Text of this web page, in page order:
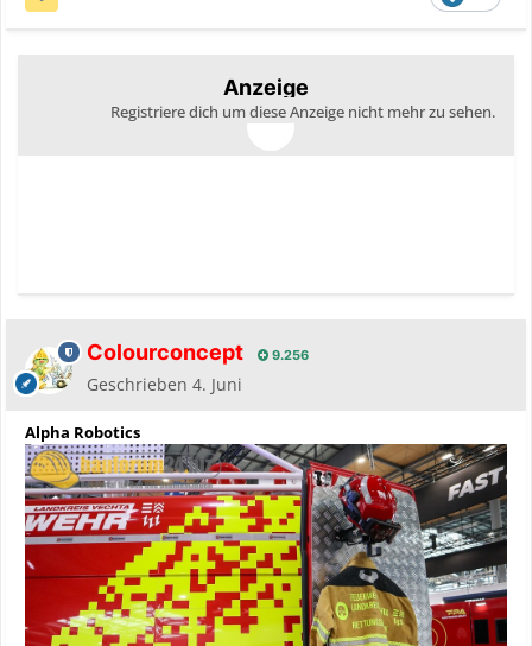
Anzeige
Registriere dich um diese Anzeige nicht mehr zu sehen.
Colourconcept 9.256
Geschrieben 4. Juni
Alpha Robotics